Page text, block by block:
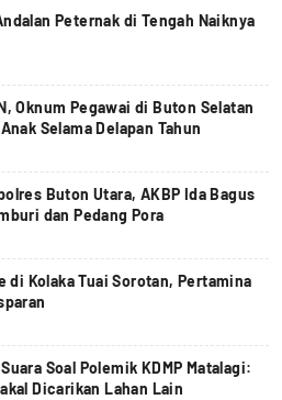
Peternak di Tengah Naiknya
Oknum Pegawai di Buton Selatan
Selama Delapan Tahun
Buton Utara, AKBP Ida Bagus
dan Pedang Pora
di Kolaka Tuai Sorotan, Pertamina
Soal Polemik KDMP Matalagi:
Dicarikan Lahan Lain